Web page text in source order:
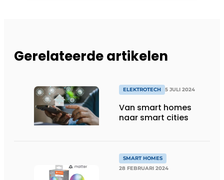
Gerelateerde artikelen
ELEKTROTECH 5 JULI 2024
Van smart homes
naar smart cities
SMART HOMES
28 FEBRUARI 2024